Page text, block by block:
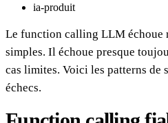
ia-produit
Le function calling LLM échoue
simples. Il échoue presque
cas limites. Voici les patterns de
échecs.